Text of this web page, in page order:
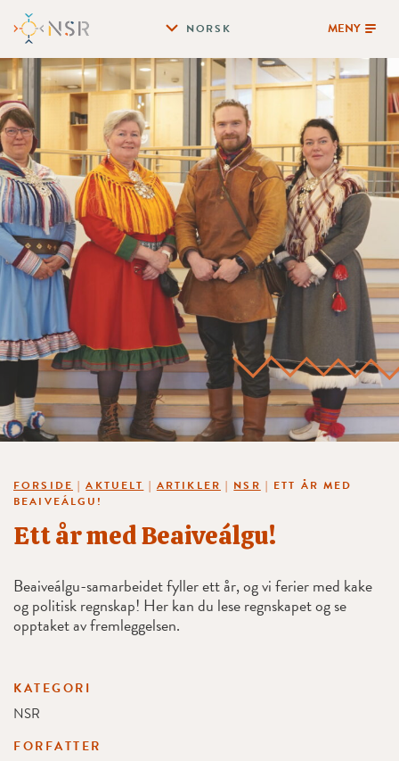
NORSK MENY
FORSIDE |AKTUELT | ARTIKLER | NSR | ETT ÅR MED
BEAIVEÁLGU!
Ett år med Beaiveálgu!
Beaiveálgu-samarbeidet fyller ett år, og vi ferier med kake
og politisk regnskap! Her kan du lese regnskapet og se
opptaket av fremleggelsen.
KATEGORI
NSR
FORFATTER